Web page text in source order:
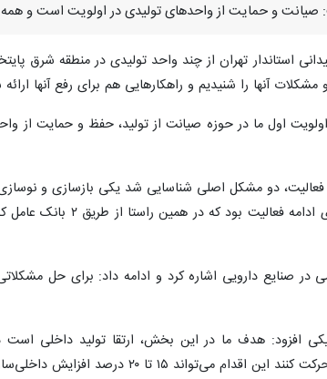
صیانت و حمایت از واحدهای تولیدی در اولویت است و
استاندار تهران از چند واحد تولیدی در منطقه شرق
آنها را شنیدیم و راهکارهایی هم برای رفع آنها
اول ما در حوزه صیانت از تولید، حفظ و حمایت
دو مشکل اصلی شناسایی شد یکی بازسازی و
مواد اولیه و سطح عمومی
صنایع دارویی اشاره کرد و ادامه داد: برای حل مشکلاتی
افزود: هدف ما در این بخش، ارتقا تولید داخلی است
داخلی‌سازی را به همراه داشته باشد.